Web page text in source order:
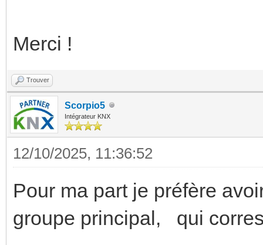
Merci !
Trouver
Scorpio5
Intégrateur KNX
12/10/2025, 11:36:52
Pour ma part je préfère
groupe principal, qui